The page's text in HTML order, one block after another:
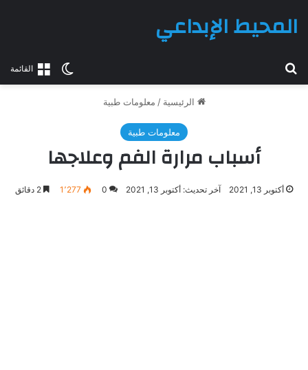
القائمةالوضع
المحيط الإبداعي
الرئيسية / معلومات طبية
معلومات طبية
أسباب مرارة الفم وعلاجها
أكتوبر 13, 2021 آخر تحديث: أكتوبر 13, 2021 0 1٬277